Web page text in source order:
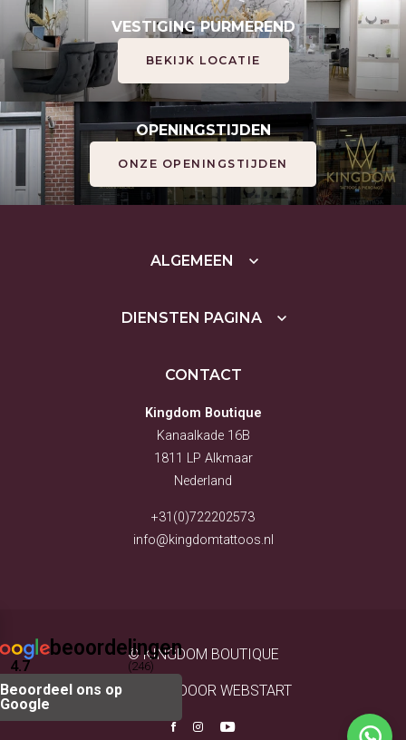
VESTIGING PURMEREND
BEKIJK LOCATIE
OPENINGSTIJDEN
ONZE OPENINGSTIJDEN
ALGEMEEN
DIENSTEN PAGINA
CONTACT
Kingdom Boutique
Kanaalkade 16B
1811 LP Alkmaar
Nederland
+31(0)722202573
info@kingdomtattoos.nl
© KINGDOM BOUTIQUE
WEBSITE DOOR WEBSTART
beoordelingen
4.7 (246)
Beoordeel ons op
Google